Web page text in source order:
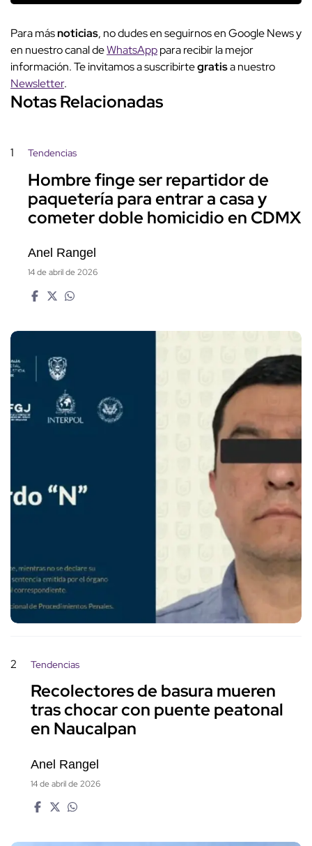
Para másnoticias, no dudes en seguirnos en Google News y
en nuestro canal deWhatsApppara recibir la mejor
información. Te invitamos a suscribirtegratisa nuestro
Newsletter.
Notas Relacionadas
1 Tendencias
Hombre finge ser repartidor de
paquetería para entrar a casa y
cometer doble homicidio en CDMX
Anel Rangel
14 de abril de 2026
2 Tendencias
Recolectores de basura mueren
tras chocar con puente peatonal
en Naucalpan
Anel Rangel
14 de abril de 2026